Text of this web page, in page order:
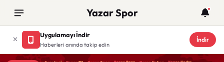
Yazar Spor
Uygulamayı İndir
Haberleri anında takip edin
İndir